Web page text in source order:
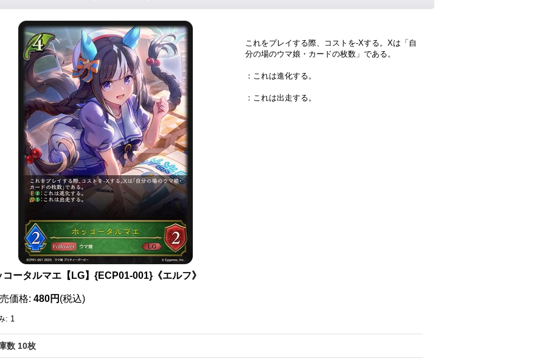
これをプレイする際、コストを-Xする。Xは「自
分の場のウマ娘・カードの枚数」である。
：これは進化する。
：これは出走する。
コータルマエ【LG】{ECP01-001}《エルフ》
価格: 480円 (税込)
: 1
数 10枚